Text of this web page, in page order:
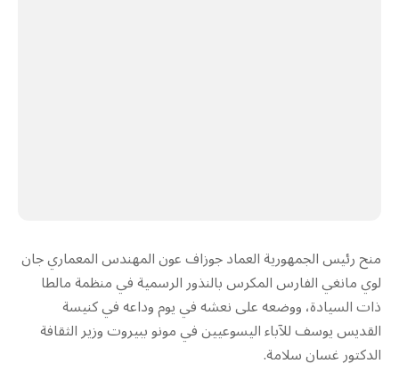
منح رئيس الجمهورية العماد جوزاف عون المهندس المعماري جان
لوي مانغي الفارس المكرس بالنذور الرسمية في منظمة مالطا
ذات السيادة، ووضعه على نعشه في يوم وداعه في كنيسة
القديس يوسف للآباء اليسوعيين في مونو ببيروت وزير الثقافة
الدكتور غسان سلامة.